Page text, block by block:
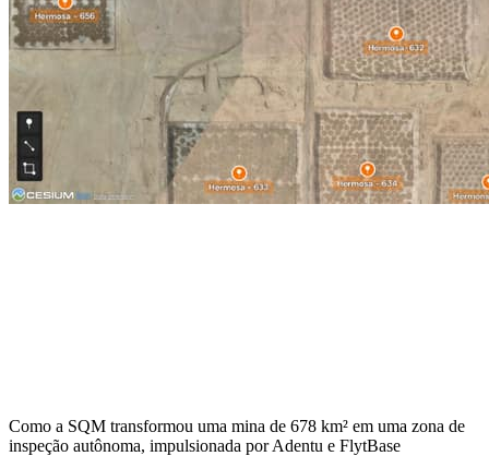
Como a SQM transformou uma mina de 678 km² em uma zona de
inspeção autônoma, impulsionada por Adentu e FlytBase